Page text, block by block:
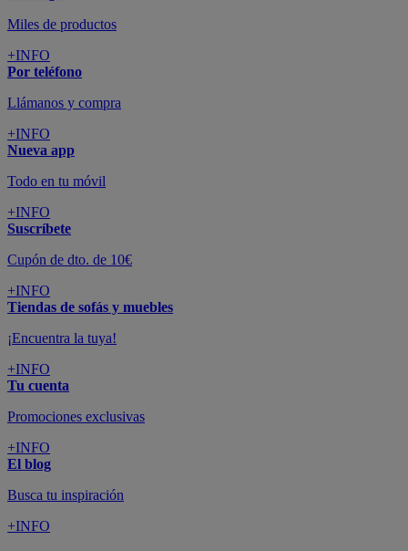
Miles de productos
+INFO
Por teléfono
Llámanos y compra
+INFO
Nueva app
Todo en tu móvil
+INFO
Suscríbete
Cupón de dto. de 10€
+INFO
Tiendas de sofás y muebles
¡Encuentra la tuya!
+INFO
Tu cuenta
Promociones exclusivas
+INFO
El blog
Busca tu inspiración
+INFO